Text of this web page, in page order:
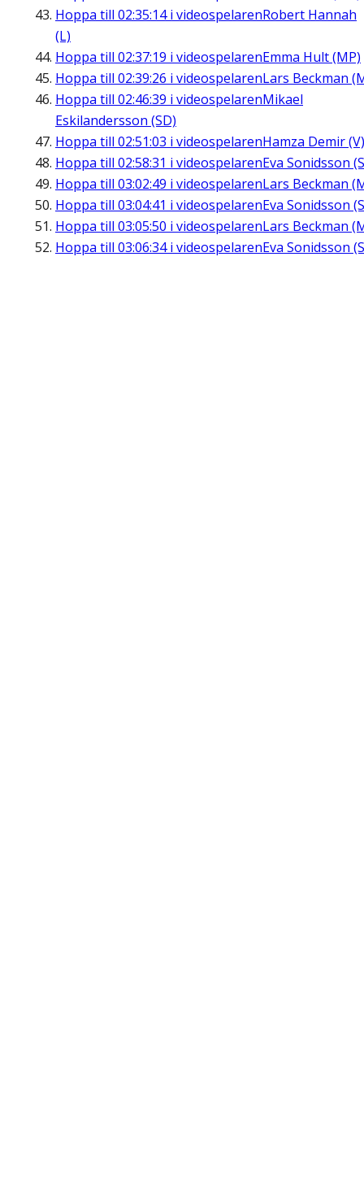
Hoppa till 02:35:14i videospelarenRobert Hannah
(L)
Hoppa till 02:37:19 i videospelarenEmma Hult (MP)
Hoppa till 02:39:26 i videospelarenLars Beckman
Hoppa till 02:46:39 i videospelarenMikael
Eskilandersson (SD)
Hoppa till 02:51:03 i videospelarenHamza Demir (V)
Hoppa till 02:58:31 i videospelarenEva Sonidsson
Hoppa till 03:02:49 i videospelarenLars Beckman
Hoppa till 03:04:41 i videospelarenEva Sonidsson
Hoppa till 03:05:50 i videospelarenLars Beckman
Hoppa till 03:06:34i videospelarenEva Sonidsson